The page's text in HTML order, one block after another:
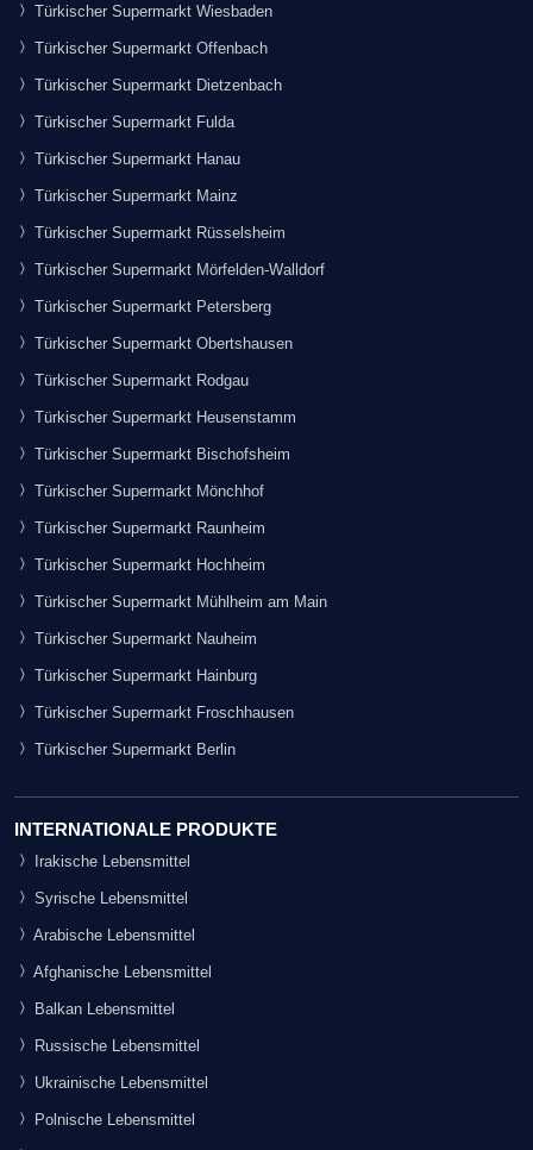
Türkischer Supermarkt Wiesbaden
Türkischer Supermarkt Offenbach
Türkischer Supermarkt Dietzenbach
Türkischer Supermarkt Fulda
Türkischer Supermarkt Hanau
Türkischer Supermarkt Mainz
Türkischer Supermarkt Rüsselsheim
Türkischer Supermarkt Mörfelden-Walldorf
Türkischer Supermarkt Petersberg
Türkischer Supermarkt Obertshausen
Türkischer Supermarkt Rodgau
Türkischer Supermarkt Heusenstamm
Türkischer Supermarkt Bischofsheim
Türkischer Supermarkt Mönchhof
Türkischer Supermarkt Raunheim
Türkischer Supermarkt Hochheim
Türkischer Supermarkt Mühlheim am Main
Türkischer Supermarkt Nauheim
Türkischer Supermarkt Hainburg
Türkischer Supermarkt Froschhausen
Türkischer Supermarkt Berlin
INTERNATIONALE PRODUKTE
Irakische Lebensmittel
Syrische Lebensmittel
Arabische Lebensmittel
Afghanische Lebensmittel
Balkan Lebensmittel
Russische Lebensmittel
Ukrainische Lebensmittel
Polnische Lebensmittel